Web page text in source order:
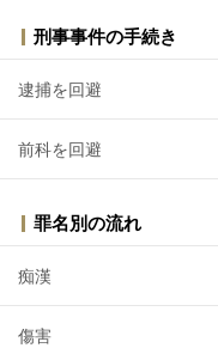
刑事事件の手続き
逮捕を回避
前科を回避
罪名別の流れ
痴漢
傷害